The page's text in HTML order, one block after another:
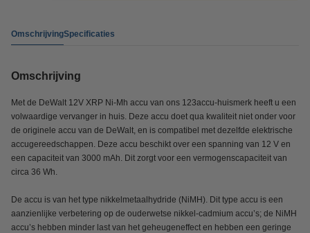
OmschrijvingSpecificaties
Omschrijving
Met de DeWalt 12V XRP Ni-Mh accu van ons 123accu-huismerk heeft u een
volwaardige vervanger in huis. Deze accu doet qua kwaliteit niet onder voor
de originele accu van de DeWalt, en is compatibel met dezelfde elektrische
accugereedschappen. Deze accu beschikt over een spanning van 12 V en
een capaciteit van 3000 mAh. Dit zorgt voor een vermogenscapaciteit van
circa 36 Wh.
De accu is van het type nikkelmetaalhydride (NiMH). Dit type accu is een
aanzienlijke verbetering op de ouderwetse nikkel-cadmium accu’s; de NiMH
accu’s hebben minder last van het geheugeneffect en hebben een geringe